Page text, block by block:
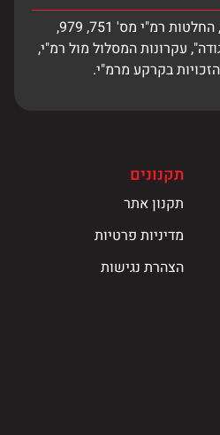
שיוך דירות בקיבוצים, החלטות רמ"י מס' 751, 979,
"האגודה", עקרונות המסלול מול רמ"י,
בקרקע מרמ"י.
תקנונים
תקנון אתר
מדיניות פרטיות
הצהרת נגישות